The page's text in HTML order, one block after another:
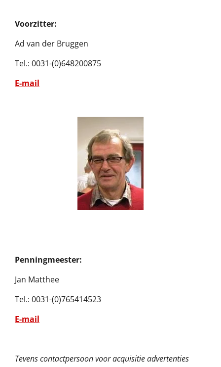
Voorzitter:
Ad van der Bruggen
Tel.: 0031-(0)648200875
E-mail
Penningmeester:
Jan Matthee
Tel.: 0031-(0)765414523
E-mail
Tevens contactpersoon voor acquisitie advertenties